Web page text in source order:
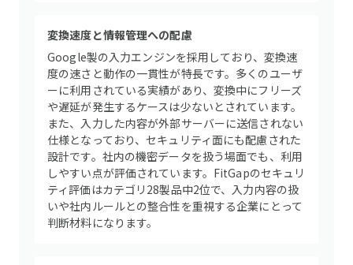
変換速度と情報管理への配慮
Google製の入力エンジンを採用しており、変換速
度の速さと動作の一貫性が特長です。多くのユーザ
ーに利用されている実績があり、変換中にフリーズ
や遅延が発生するケースは少ないとされています。
また、入力した内容が外部サーバーに送信されない
仕様となっており、セキュリティ面にも配慮された
設計です。社内の機密データを扱う場面でも、利用
しやすい点が評価されています。FitGapのセキュリ
ティ評価はカテゴリ28製品中2位で、入力内容の扱
いや社内ルールとの整合性を重視する企業にとって
判断材料になります。